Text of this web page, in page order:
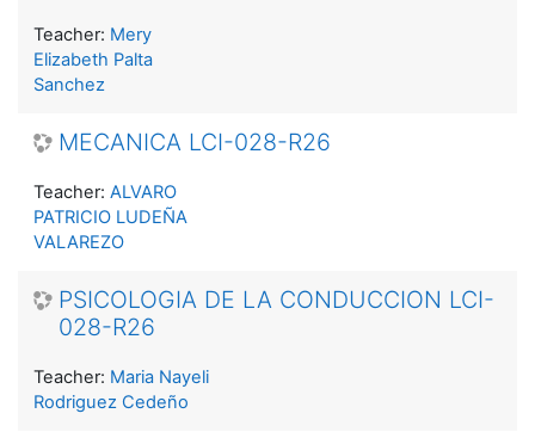
Teacher: Mery
Elizabeth Palta
Sanchez
MECANICA LCI-028-R26
Teacher: ALVARO
PATRICIO LUDEÑA
VALAREZO
PSICOLOGIA DE LA CONDUCCION LCI-
028-R26
Teacher: Maria Nayeli
Rodriguez Cedeño